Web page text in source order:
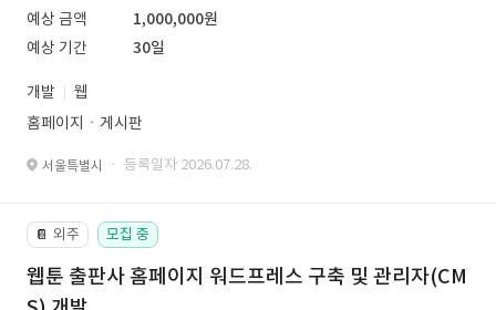
예상 금액
1,000,000원
예상 기간
30일
개발
웹
홈페이지ㆍ게시판
서울특별시 · 등록일자 2026.07.28.
📔 외주 모집 중
웹툰 출판사 홈페이지 워드프레스 구축 및 관리자(CM